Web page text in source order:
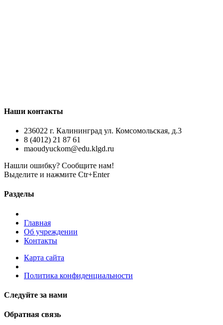
Наши контакты
236022 г. Калининград ул. Комсомольская, д.3
8 (4012) 21 87 61
maoudyuckom@edu.klgd.ru
Нашли ошибку? Сообщите нам!
Выделите и нажмите Ctr+Enter
Разделы
Главная
Об учреждении
Контакты
Карта сайта
Политика конфиденциальности
Следуйте за нами
Обратная связь